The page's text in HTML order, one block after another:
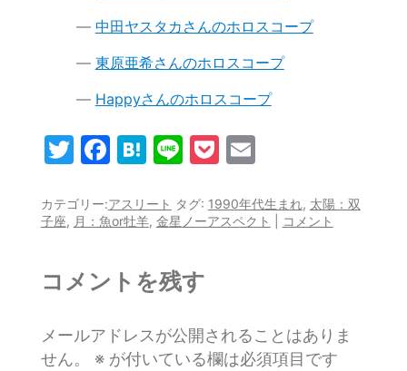
中田ヤスタカさんのホロスコープ
東原亜希さんのホロスコープ
Happyさんのホロスコープ
T
itt
er
F
c
e
b
o
o
k
H
e
n
a
Li
e
P
c
k
E
ai
l
カテゴリー:アスリート タグ: 1990年代生まれ, 太陽：双
子座, 月：魚or牡羊, 金星ノーアスペクト コメント
コメントを残す
メールアドレスが公開されることはありま
せん。
※が付いている欄は必須項目です